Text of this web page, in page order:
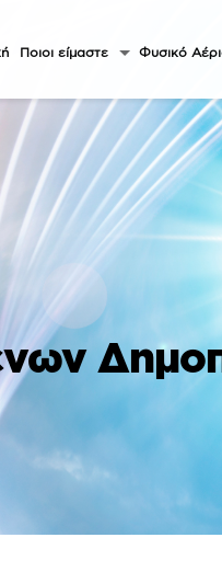
Ποιοι είμαστε Φυσικό